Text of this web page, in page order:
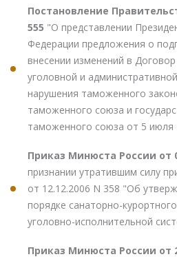
Постановление
555 "О представлении
Федерации предложения о
внесении изменений в
уголовной и
нарушения таможенного
таможенного союза и
таможенного союза от 5 июля
Приказ Минюста России от
признании утратившим силу
от 12.12.2006 N 358 "Об
порядке санаторно-
уголовно-исполнительной
Приказ Минюста России от